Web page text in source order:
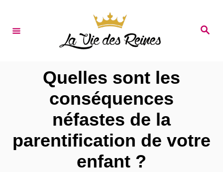
S
Quelles sont les
conséquences
néfastes de la
parentification de votre
enfant ?